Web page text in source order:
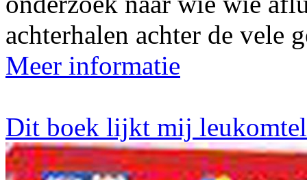
achterhalen achter de vele
Meer informatie
Dit boek lijkt mij